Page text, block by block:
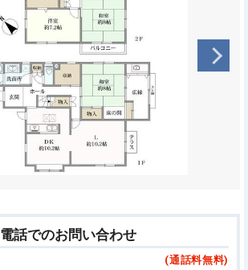
電話でのお問い合わせ
(通話料無料)